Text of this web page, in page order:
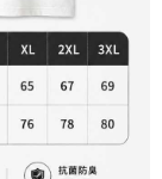
付」服務完成之交
關給付款項請求債
意方可使用
公司不負相關責